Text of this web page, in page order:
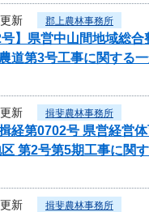
新 郡上農林事務所
号】県営中山間地域総
道第3号工事に関する
新 揖斐農林事務所
経第0702号 県営経営
第2号第5期工事に関
新 揖斐農林事務所